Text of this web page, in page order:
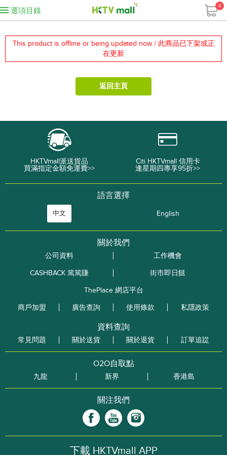
選項目錄
0
This product is offline or being updated now / 此商品已下架或正
在更新
返回主頁
HKTVmall派送貨品
買滿指定金額免運費>>
Citi HKTVmall 信用卡
逢星期四專享95折>>
語言選擇
中文 English
關於我們
公司資料
工作機會
CASHBACK 篤篤賺
街市即日餸
ThePlace 網店平台
商戶加盟
廣告查詢 使用條款 私隱政策
資料查詢
常見問題 關於送貨 關於退貨 訂單追踨
O2O自取點
九龍 新界 香港島
關注我們
下載 HKTVmall APP